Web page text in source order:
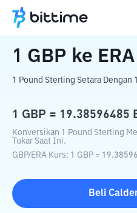
Beranda Konverter Kripto
1 GBP ke ERA
1 Pound Sterling Setara Dengan
1 GBP = 19.38596485
Konversikan 1 Pound Sterling
Tukar Saat Ini.
GBP/ERA Kurs: 1 GBP =
Beli